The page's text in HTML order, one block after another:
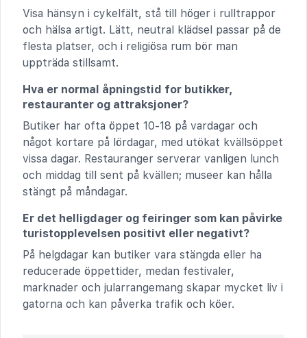
Visa hänsyn i cykelfält, stå till höger i rulltrappor
och hälsa artigt. Lätt, neutral klädsel passar på de
flesta platser, och i religiösa rum bör man
uppträda stillsamt.
Hva er normal åpningstid for butikker,
restauranter og attraksjoner?
Butiker har ofta öppet 10-18 på vardagar och
något kortare på lördagar, med utökat kvällsöppet
vissa dagar. Restauranger serverar vanligen lunch
och middag till sent på kvällen; museer kan hålla
stängt på måndagar.
Er det helligdager og feiringer som kan påvirke
turistopplevelsen positivt eller negativt?
På helgdagar kan butiker vara stängda eller ha
reducerade öppettider, medan festivaler,
marknader och jularrangemang skapar mycket liv i
gatorna och kan påverka trafik och köer.